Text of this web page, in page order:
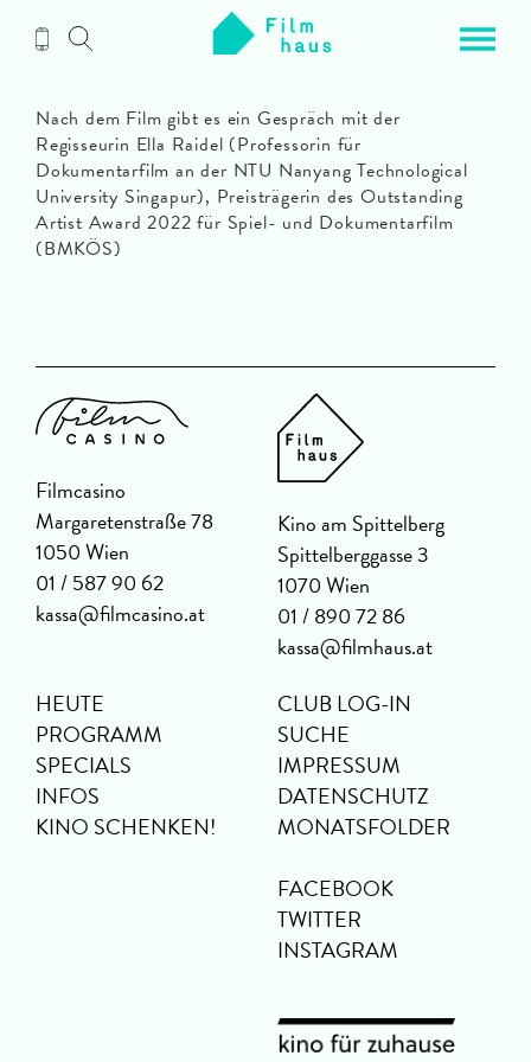
Inhalt
Nach dem Film gibt es ein Gespräch mit der
Regisseurin Ella Raidel (Professorin für
Dokumentarfilm an der NTU Nanyang Technological
University Singapur), Preisträgerin des Outstanding
Artist Award 2022 für Spiel- und Dokumentarfilm
(BMKÖS)
Filmcasino
Margaretenstraße 78
1050 Wien
01 / 587 90 62
kassa@filmcasino.at
Kino am Spittelberg
Spittelberggasse 3
1070 Wien
01 / 890 72 86
kassa@filmhaus.at
HEUTE
PROGRAMM
SPECIALS
INFOS
KINO SCHENKEN!
CLUB LOG-IN
SUCHE
IMPRESSUM
DATENSCHUTZ
MONATSFOLDER
FACEBOOK
TWITTER
INSTAGRAM